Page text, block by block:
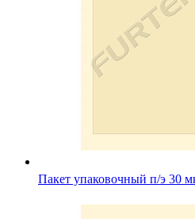
Пакет упаковочный п/э